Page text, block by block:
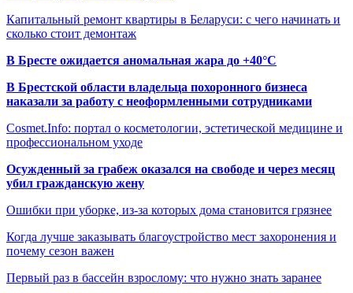
Капитальный ремонт квартиры в Беларуси: с чего начинать и
сколько стоит демонтаж
В Бресте ожидается аномальная жара до +40°C
В Брестской области владельца похоронного бизнеса
наказали за работу с неоформленными сотрудниками
Cosmet.Info: портал о косметологии, эстетической медицине и
профессиональном уходе
Осужденный за грабеж оказался на свободе и через месяц
убил гражданскую жену
Ошибки при уборке, из-за которых дома становится грязнее
Когда лучше заказывать благоустройство мест захоронения и
почему сезон важен
Первый раз в бассейн взрослому: что нужно знать заранее